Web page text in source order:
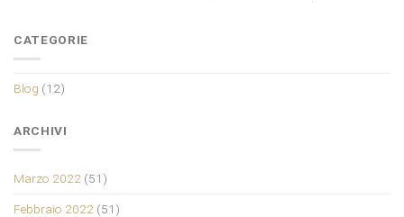
CATEGORIE
Blog (12)
ARCHIVI
Marzo 2022 (51)
Febbraio 2022 (51)